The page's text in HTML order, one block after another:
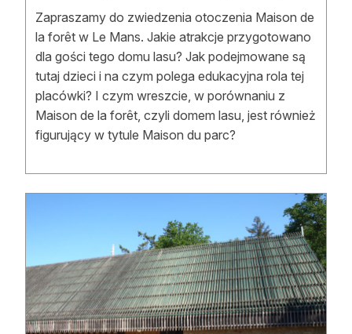
Zapraszamy do zwiedzenia otoczenia Maison de
la forêt w Le Mans. Jakie atrakcje przygotowano
dla gości tego domu lasu? Jak podejmowane są
tutaj dzieci i na czym polega edukacyjna rola tej
placówki? I czym wreszcie, w porównaniu z
Maison de la forêt, czyli domem lasu, jest również
figurujący w tytule Maison du parc?